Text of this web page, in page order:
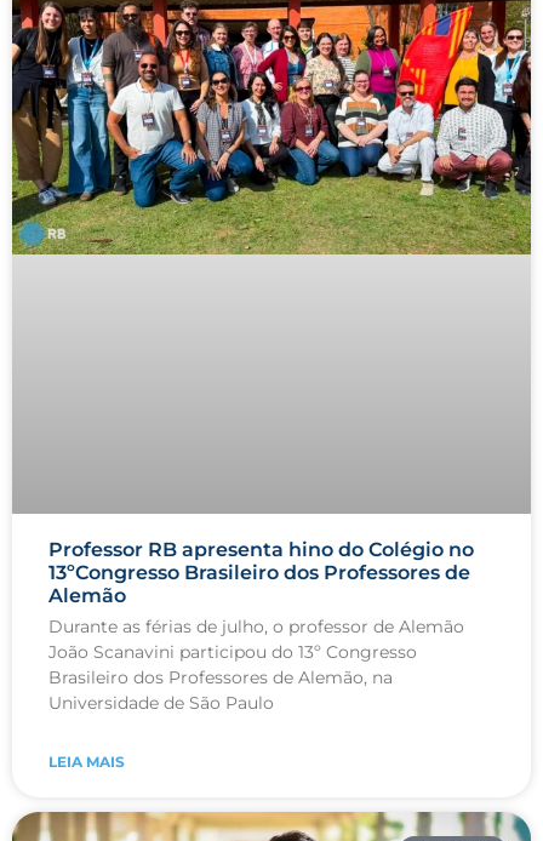
Professor RB apresenta hino do Colégio no
13ºCongresso Brasileiro dos Professores de
Alemão
Durante as férias de julho, o professor de Alemão
João Scanavini participou do 13º Congresso
Brasileiro dos Professores de Alemão, na
Universidade de São Paulo
LEIA MAIS